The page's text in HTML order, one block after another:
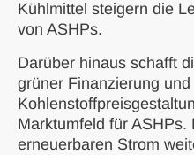
Kühlmittel steigern die
von ASHPs.
Darüber hinaus schafft
grüner Finanzierung und
Marktumfeld für ASHPs.
erneuerbaren Strom